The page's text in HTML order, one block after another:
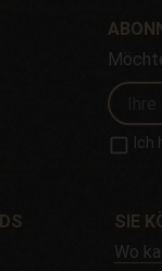
Ich
SIE
Wo